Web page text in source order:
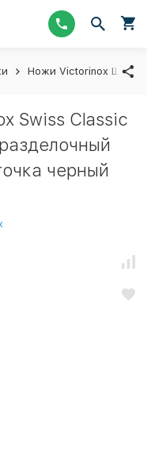
Ножи Victorinox
Swiss Classic
черный